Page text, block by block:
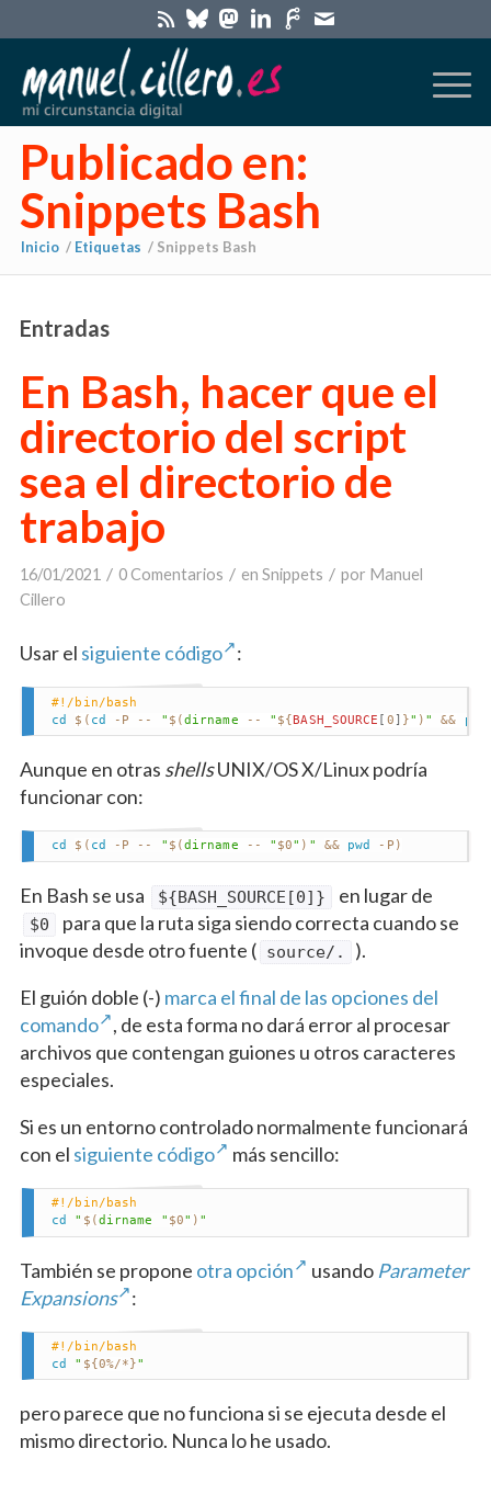
Publicado en:
Snippets Bash
Inicio / Etiquetas / Snippets Bash
Entradas
En Bash, hacer que el
directorio del script
sea el directorio de
trabajo
16/01/2021 / 0 Comentarios / en Snippets / por Manuel
Cillero
Usar el siguiente código :
#!/bin/bash
cd
$( cd -P -- " $(dirname -- " ${BASH_SOURCE [ 0 ] }" ) " && pwd
Aunque en otras shellsUNIX/OS X/Linux podría
funcionar con:
cd $( cd -P -- " $( dirname -- " $0" ) " && pwd -P )
En Bash se usa ${BASH_SOURCE[0]} en lugar de
$0
para que la ruta siga siendo correcta cuando se
invoque desde otro fuente ( source/.
).
El guión doble (-) marca el final de las opciones del
comando
, de esta forma no dará error al procesar
archivos que contengan guiones u otros caracteres
especiales.
Si es un entorno controlado normalmente funcionará
con el siguiente código más sencillo:
#!/bin/bash
cd
" $( dirname " $0" ) "
También se propone otra opción usando Parameter
Expansions
:
#!/bin/bash
cd
" ${0%/*}"
pero parece que no funciona si se ejecuta desde el
mismo directorio. Nunca lo he usado.